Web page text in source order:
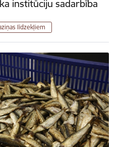
institūciju sadarbība
līdzekļiem